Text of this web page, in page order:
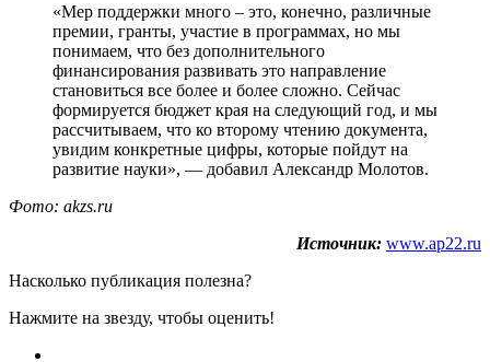
«Мер поддержки много – это, конечно, различные
премии, гранты, участие в программах, но мы
понимаем, что без дополнительного
финансирования развивать это направление
становиться все более и более сложно. Сейчас
формируется бюджет края на следующий год, и мы
рассчитываем, что ко второму чтению документа,
увидим конкретные цифры, которые пойдут на
развитие науки», — добавил Александр Молотов.
Фото: akzs.ru
Источник: www.ap22.ru
Насколько публикация полезна?
Нажмите на звезду, чтобы оценить!